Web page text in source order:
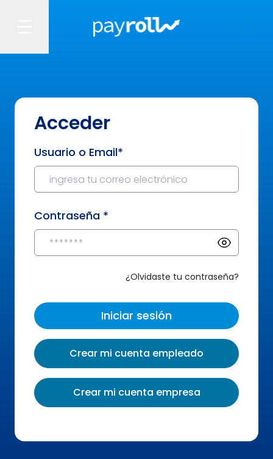
Acceder
Usuario o Email*
Contraseña *
¿Olvidaste tu contraseña?
Iniciar sesión
Crear mi cuenta empleado
Crear mi cuenta empresa